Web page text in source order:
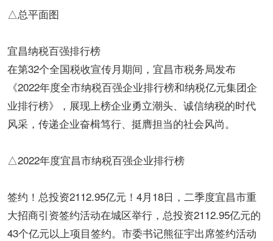
△总平面图
宜昌纳税百强排行榜
在第32个全国税收宣传月期间，宜昌市税务局发布
《2022年度全市纳税百强企业排行榜和纳税亿元集团企
业排行榜》，展现上榜企业勇立潮头、诚信纳税的时代
风采，传递企业奋楫笃行、挺膺担当的社会风尚。
△2022年度宜昌市纳税百强企业排行榜
签约！总投资2112.95亿元！4月18日，二季度宜昌市重
大招商引资签约活动在城区举行，总投资2112.95亿元的
43个亿元以上项目签约。市委书记熊征宇出席签约活动